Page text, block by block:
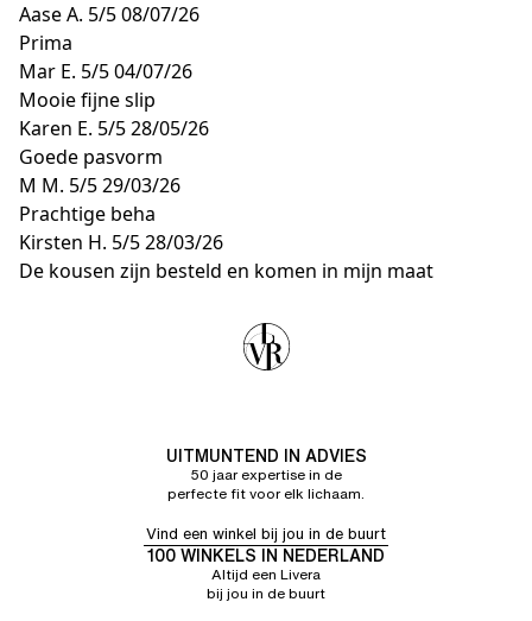
Aase A. 5/508/07/26
Prima
Mar E. 5/504/07/26
Mooie fijne slip
Karen E. 5/528/05/26
Goede pasvorm
M M. 5/529/03/26
Prachtige beha
Kirsten H. 5/528/03/26
De kousen zijn besteld en komen in mijn maat
UITMUNTEND IN ADVIES
50 jaar expertise in de
perfecte fit voor elk lichaam.
Vind een winkel bij jou in de buurt
100 WINKELS IN NEDERLAND
Altijd een Livera
bij jou in de buurt